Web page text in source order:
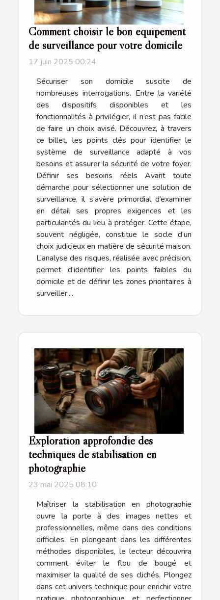
Comment choisir le bon équipement
de surveillance pour votre domicile
17 juin 2025 00:24
Sécuriser son domicile suscite de
nombreuses interrogations. Entre la variété
des dispositifs disponibles et les
fonctionnalités à privilégier, il n’est pas facile
de faire un choix avisé. Découvrez, à travers
ce billet, les points clés pour identifier le
système de surveillance adapté à vos
besoins et assurer la sécurité de votre foyer.
Définir ses besoins réels Avant toute
démarche pour sélectionner une solution de
surveillance, il s’avère primordial d’examiner
en détail ses propres exigences et les
particularités du lieu à protéger. Cette étape,
souvent négligée, constitue le socle d’un
choix judicieux en matière de sécurité maison.
L’analyse des risques, réalisée avec précision,
permet d’identifier les points faibles du
domicile et de définir les zones prioritaires à
surveiller....
Exploration approfondie des
techniques de stabilisation en
photographie
23 mai 2025 08:10
Maîtriser la stabilisation en photographie
ouvre la porte à des images nettes et
professionnelles, même dans des conditions
difficiles. En plongeant dans les différentes
méthodes disponibles, le lecteur découvrira
comment éviter le flou de bougé et
maximiser la qualité de ses clichés. Plongez
dans cet univers technique pour enrichir votre